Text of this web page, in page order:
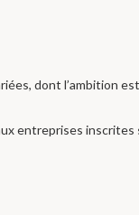
dont l’ambition
entreprises inscrites